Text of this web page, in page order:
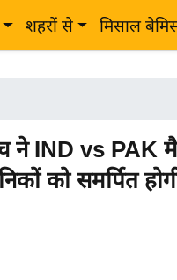
शहरों से मिसाल
ने IND vs PAK
को समर्पित